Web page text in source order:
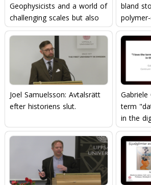
Geophysicists and a world of
challenging scales but also
opportunities - how we can
save you!
bland
Joel Samuelsson: Avtalsrätt
efter historiens slut.
term
in the